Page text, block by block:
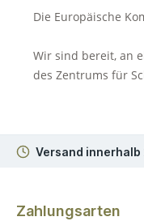
Die Europäische
Wir sind bereit, an
des Zentrums für
Versand innerhalb
Zahlungsarten